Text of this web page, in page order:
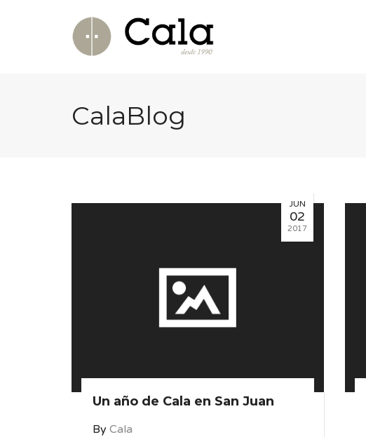
CalaBlog
JUN
02
2017
Un año de Cala en San Juan
By Cala